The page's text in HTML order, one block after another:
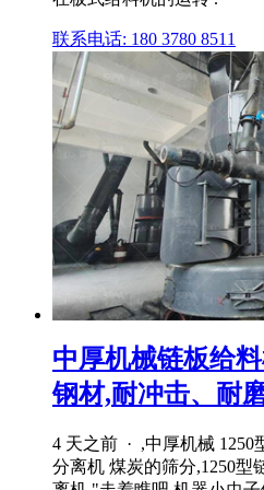
联系电话: 180 3780 8511
中厚机械链板给
钢材,耐冲击、耐
4 天之前 · ,中厚机械 1250
分离机 煤炭的筛分,1250型